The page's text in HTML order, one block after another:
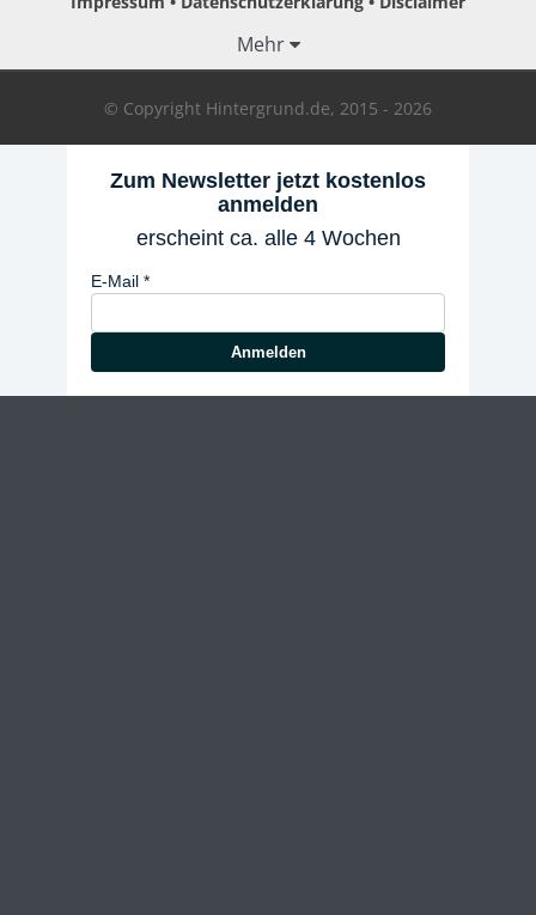
Mehr
© Copyright Hintergrund.de, 2015 - 2026
Zum Newsletter jetzt kostenlos
anmelden
erscheint ca. alle 4 Wochen
E-Mail
Anmelden